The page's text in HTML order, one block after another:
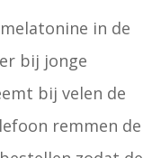
in de
bij jonge
bij velen de
remmen de